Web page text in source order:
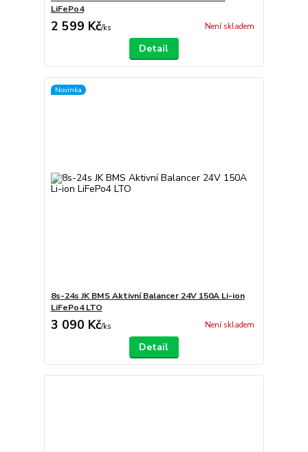
LiFePo4
2 599 Kč/ks Není skladem
Detail
Novinka
8s-24s JK BMS Aktivní Balancer 24V 150A Li-ion
LiFePo4 LTO
3 090 Kč/ks Není skladem
Detail